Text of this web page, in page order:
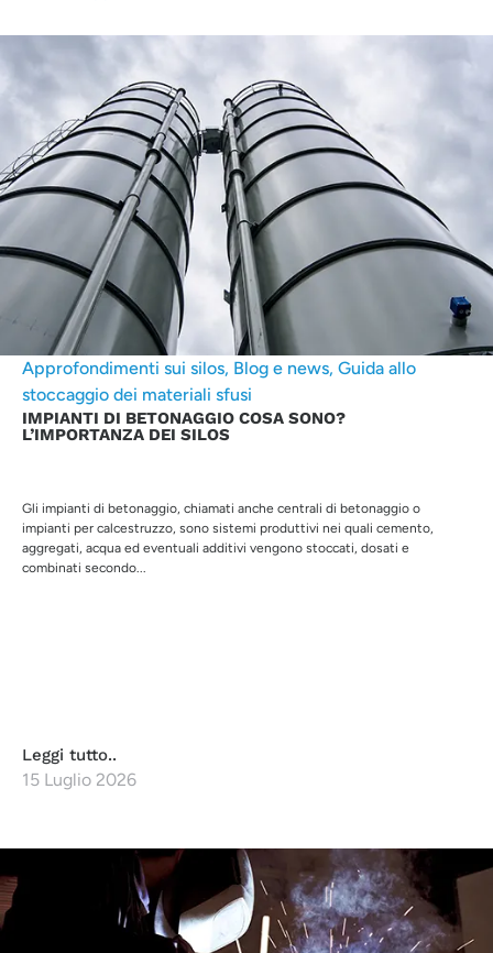
Approfondimenti sui silos, Blog e news, Guida allo
stoccaggio dei materiali sfusi
IMPIANTI DI BETONAGGIO COSA SONO?
L’IMPORTANZA DEI SILOS
Gli impianti di betonaggio, chiamati anche centrali di betonaggio o
impianti per calcestruzzo, sono sistemi produttivi nei quali cemento,
aggregati, acqua ed eventuali additivi vengono stoccati, dosati e
combinati secondo...
Leggi tutto..
15 Luglio 2026